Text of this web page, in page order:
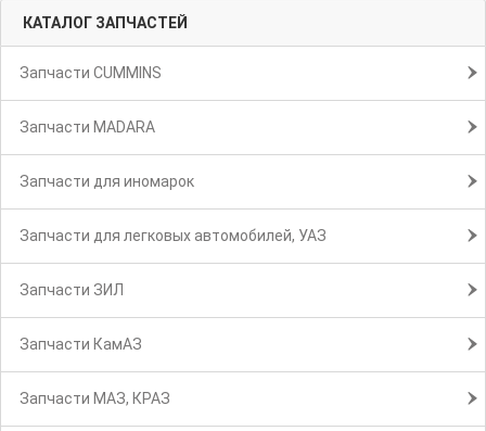
КАТАЛОГ ЗАПЧАСТЕЙ
Запчасти CUMMINS
Запчасти MADARA
Запчасти для иномарок
Запчасти для легковых автомобилей, УАЗ
Запчасти ЗИЛ
Запчасти КамАЗ
Запчасти МАЗ, КРАЗ